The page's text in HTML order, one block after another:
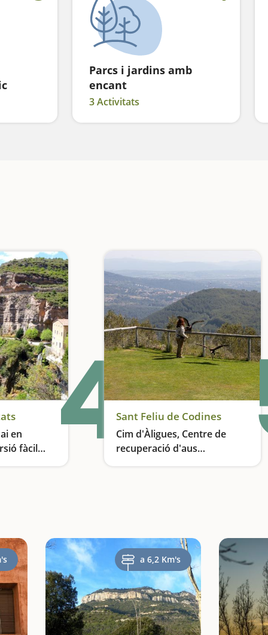
Parcs i jardins amb
encant
3 Activitats
en
fàcil
Una ruta fàcil per gaudir en família 4Sant Feliu de Codines
Cim d'Àligues, Centre de
recuperació d'aus
Un vol espectacular
a 6,2 Km's